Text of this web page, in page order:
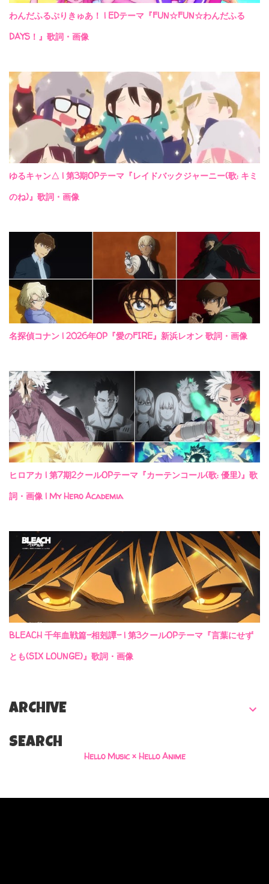
わんだふるぷりきゅあ！ | EDテーマ『FUN☆FUN☆わんだふる
DAYS！』歌詞・画像
ゆるキャン△ | 第3期OPテーマ『レイドバックジャーニー(歌: キミ
のね)』歌詞・画像
名探偵コナン | 2026年OP『愛のFIRE』新浜レオン 歌詞・画像
ヒロアカ | 第7期2クールOPテーマ『カーテンコール(歌: 優里)』歌
詞・画像 | My Hero Academia
BLEACH 千年血戦篇-相剋譚- | 第3クールOPテーマ『言葉にせず
とも(SIX LOUNGE)』歌詞・画像
ARCHIVE
SEARCH
Hello Music × Hello Anime